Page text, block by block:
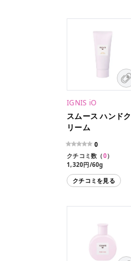
IGNIS iO
スムース ハンドク
リーム
0
クチコミ数（0）
1,320円/60g
クチコミを見る